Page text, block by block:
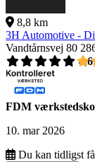
8,8 km
3H Automotive -
Vandtårnsvej 80
4,6
FDM
10. mar 2026
Du kan tidligst